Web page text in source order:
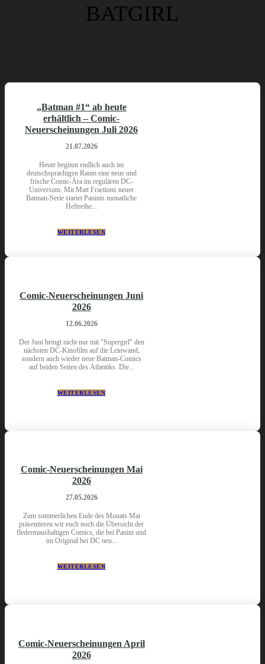
BATGIRL
„Batman #1“ ab heute
erhältlich – Comic-
Neuerscheinungen Juli 2026
21.07.2026
Heute beginnt endlich auch im
deutschsprachigen Raum eine neue und
frische Comic-Ära im regulären DC-
Universum. Mit Matt Fractions neuer
Batman-Serie startet Paninis monatliche
Heftreihe...
WEITERLESEN
Comic-Neuerscheinungen Juni
2026
12.06.2026
Der Juni bringt nicht nur mit "Supergirl" den
nächsten DC-Kinofilm auf die Leinwand,
sondern auch wieder neue Batman-Comics
auf beiden Seiten des Atlantiks. Die...
WEITERLESEN
Comic-Neuerscheinungen Mai
2026
27.05.2026
Zum sommerlichen Ende des Monats Mai
präsentieren wir euch noch die Übersicht der
fledermaushaltigen Comics, die bei Panini und
im Original bei DC neu...
WEITERLESEN
Comic-Neuerscheinungen April
2026